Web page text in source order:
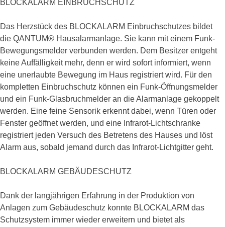
BLOCKALARM EINBRUCHSCHUTZ
Das Herzstück des BLOCKALARM Einbruchschutzes bildet
die QANTUM® Hausalarmanlage. Sie kann mit einem Funk-
Bewegungsmelder verbunden werden. Dem Besitzer entgeht
keine Auffälligkeit mehr, denn er wird sofort informiert, wenn
eine unerlaubte Bewegung im Haus registriert wird. Für den
kompletten Einbruchschutz können ein Funk-Öffnungsmelder
und ein Funk-Glasbruchmelder an die Alarmanlage gekoppelt
werden. Eine feine Sensorik erkennt dabei, wenn Türen oder
Fenster geöffnet werden, und eine Infrarot-Lichtschranke
registriert jeden Versuch des Betretens des Hauses und löst
Alarm aus, sobald jemand durch das Infrarot-Lichtgitter geht.
BLOCKALARM GEBÄUDESCHUTZ
Dank der langjährigen Erfahrung in der Produktion von
Anlagen zum Gebäudeschutz konnte BLOCKALARM das
Schutzsystem immer wieder erweitern und bietet als